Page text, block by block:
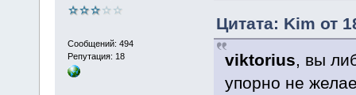
Сообщений: 494
Репутация: 18
Цитата: Kim от
viktorius, вы
упорно не